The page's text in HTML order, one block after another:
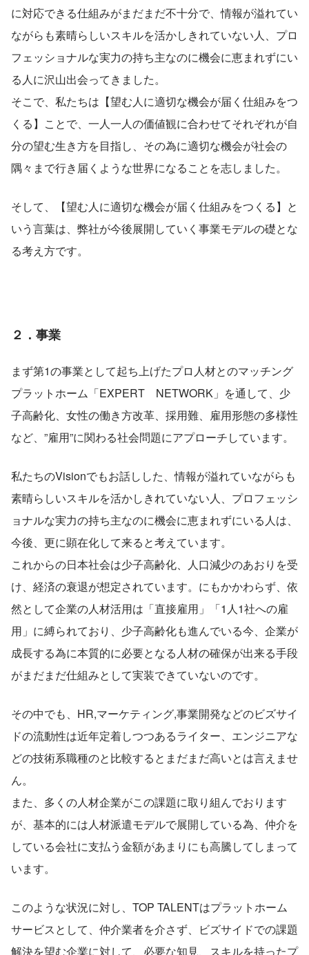
に対応できる仕組みがまだまだ不十分で、情報が溢れてい
ながらも素晴らしいスキルを活かしきれていない人、プロ
フェッショナルな実力の持ち主なのに機会に恵まれずにい
る人に沢山出会ってきました。
そこで、私たちは【望む人に適切な機会が届く仕組みをつ
くる】ことで、一人一人の価値観に合わせてそれぞれが自
分の望む生き方を目指し、その為に適切な機会が社会の
隅々まで行き届くような世界になることを志しました。
そして、【望む人に適切な機会が届く仕組みをつくる】と
いう言葉は、弊社が今後展開していく事業モデルの礎とな
る考え方です。
２．事業
まず第1の事業として起ち上げたプロ人材とのマッチング
プラットホーム「EXPERT　NETWORK」を通して、少
子高齢化、女性の働き方改革、採用難、雇用形態の多様性
など、”雇用”に関わる社会問題にアプローチしています。
私たちのVisionでもお話しした、情報が溢れていながらも
素晴らしいスキルを活かしきれていない人、プロフェッシ
ョナルな実力の持ち主なのに機会に恵まれずにいる人は、
今後、更に顕在化して来ると考えています。
これからの日本社会は少子高齢化、人口減少のあおりを受
け、経済の衰退が想定されています。にもかかわらず、依
然として企業の人材活用は「直接雇用」「1人1社への雇
用」に縛られており、少子高齢化も進んでいる今、企業が
成長する為に本質的に必要となる人材の確保が出来る手段
がまだまだ仕組みとして実装できていないのです。
その中でも、HR,マーケティング,事業開発などのビズサイ
ドの流動性は近年定着しつつあるライター、エンジニアな
どの技術系職種のと比較するとまだまだ高いとは言えませ
ん。
また、多くの人材企業がこの課題に取り組んでおります
が、基本的には人材派遣モデルで展開している為、仲介を
している会社に支払う金額があまりにも高騰してしまって
います。
このような状況に対し、TOP TALENTはプラットホーム
サービスとして、仲介業者を介さず、ビズサイドでの課題
解決を望む企業に対して、必要な知見、スキルを持ったプ